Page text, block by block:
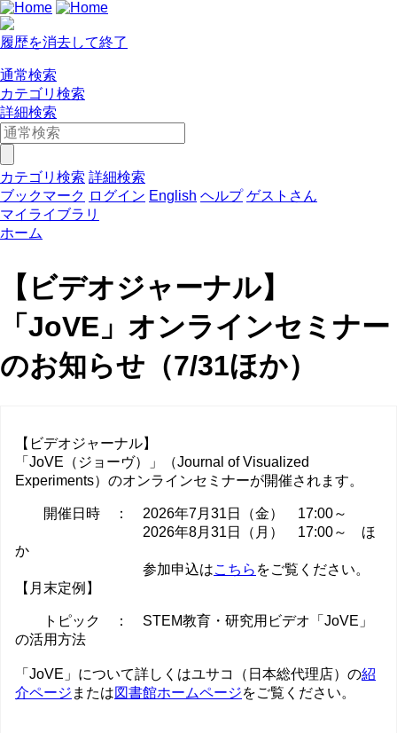
履歴を消去して終了
通常検索
カテゴリ検索
詳細検索
カテゴリ検索 詳細検索
ブックマーク ログイン English ヘルプ ゲストさん
マイライブラリ
ホーム
【ビデオジャーナル】
「JoVE」オンラインセミナー
のお知らせ（7/31ほか）
【ビデオジャーナル】
「JoVE（ジョーヴ）」（Journal of Visualized
Experiments）のオンラインセミナーが開催されます。
開催日時 ： 2026年7月31日（金） 17:00～
2026年8月31日（月） 17:00～ ほ
か
参加申込はこちら をご覧ください。
【月末定例】
トピック ： STEM教育・研究用ビデオ「JoVE」
の活用方法
「JoVE」について詳しくはユサコ（日本総代理店）の紹
介ページ または図書館ホームページをご覧ください。